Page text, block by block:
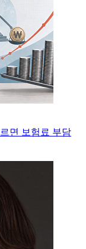
면 보험료 부담